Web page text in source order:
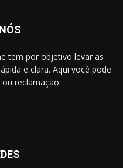
tem por objetivo levar as
e clara. Aqui você pode
reclamação.